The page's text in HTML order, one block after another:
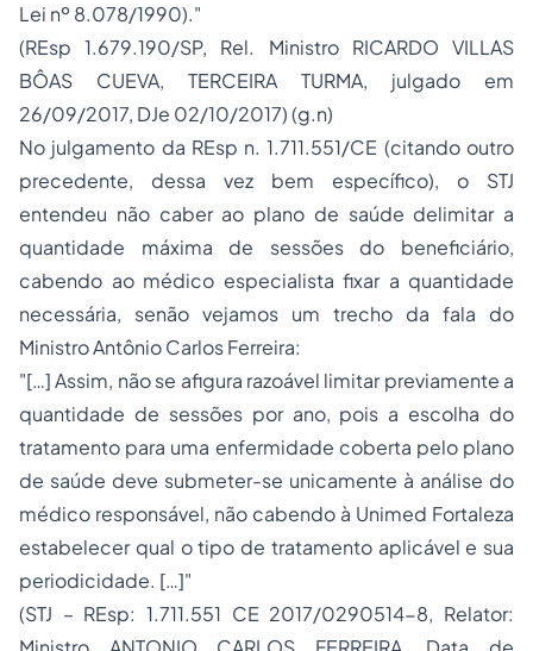
Lei nº 8.078/1990)."
(REsp 1.679.190/SP, Rel. Ministro RICARDO VILLAS
BÔAS CUEVA, TERCEIRA TURMA, julgado em
26/09/2017, DJe 02/10/2017) (g.n)
No julgamento da REsp n. 1.711.551/CE (citando outro
precedente, dessa vez bem específico), o STJ
entendeu não caber ao plano de saúde delimitar a
quantidade máxima de sessões do beneficiário,
cabendo ao médico especialista fixar a quantidade
necessária, senão vejamos um trecho da fala do
Ministro Antônio Carlos Ferreira:
"[…] Assim, não se afigura razoável limitar previamente a
quantidade de sessões por ano, pois a escolha do
tratamento para uma enfermidade coberta pelo plano
de saúde deve submeter-se unicamente à análise do
médico responsável, não cabendo à Unimed Fortaleza
estabelecer qual o tipo de tratamento aplicável e sua
periodicidade. […]"
(STJ – REsp: 1.711.551 CE 2017/0290514-8, Relator: